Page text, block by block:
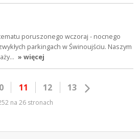
poruszonego wczoraj - nocnego
parkingach w Świnoujściu. Naszym
» więcej
11 12 13
na 26 stronach